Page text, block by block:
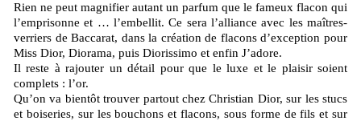
Rien ne peut magnifier autant un parfum que le fameux flacon qui
l’emprisonne et … l’embellit. Ce sera l’alliance avec les maîtres-
verriers de Baccarat, dans la création de flacons d’exception pour
Miss Dior, Diorama, puis Diorissimo et enfin J’adore.
Il reste à rajouter un détail pour que le luxe et le plaisir soient
complets : l’or.
Qu’on va bientôt trouver partout chez Christian Dior, sur les stucs
et boiseries, sur les bouchons et flacons, sous forme de fils et sur